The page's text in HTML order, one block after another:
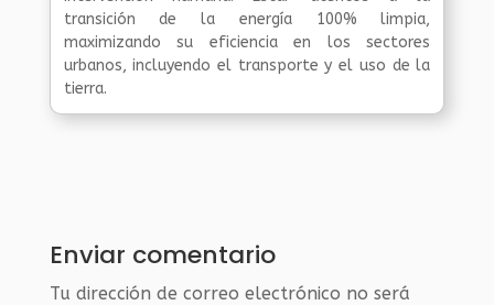
transición de la energía 100% limpia,
maximizando su eficiencia en los sectores
urbanos, incluyendo el transporte y el uso de la
tierra.
Enviar comentario
Tu dirección de correo electrónico no será